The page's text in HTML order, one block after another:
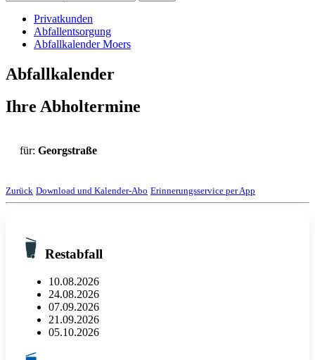
Privatkunden
Abfallentsorgung
Abfallkalender Moers
Abfallkalender
Ihre Abholtermine
für: Georgstraße
Zurück Download und Kalender-Abo Erinnerungsservice per App
Restabfall
10.08.2026
24.08.2026
07.09.2026
21.09.2026
05.10.2026